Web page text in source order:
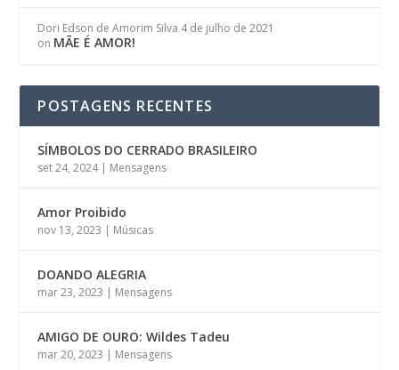
Dori Edson de Amorim Silva 4 de julho de 2021
on MÃE É AMOR!
POSTAGENS RECENTES
SÍMBOLOS DO CERRADO BRASILEIRO
set 24, 2024| Mensagens
Amor Proibido
nov 13, 2023 | Músicas
DOANDO ALEGRIA
mar 23, 2023 | Mensagens
AMIGO DE OURO: Wildes Tadeu
mar 20, 2023 | Mensagens